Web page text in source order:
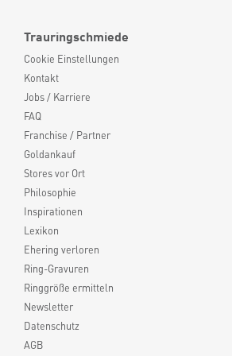
Trauringschmiede
Cookie Einstellungen
Kontakt
Jobs / Karriere
FAQ
Franchise / Partner
Goldankauf
Stores vor Ort
Philosophie
Inspirationen
Lexikon
Ehering verloren
Ring-Gravuren
Ringgröße ermitteln
Newsletter
Datenschutz
AGB